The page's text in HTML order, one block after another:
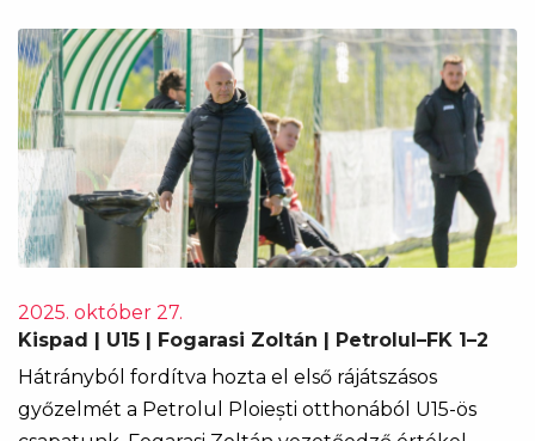
2025. október 27.
Kispad | U15 | Fogarasi Zoltán | Petrolul–FK 1–2
Hátrányból fordítva hozta el első rájátszásos
győzelmét a Petrolul Ploiești otthonából U15-ös